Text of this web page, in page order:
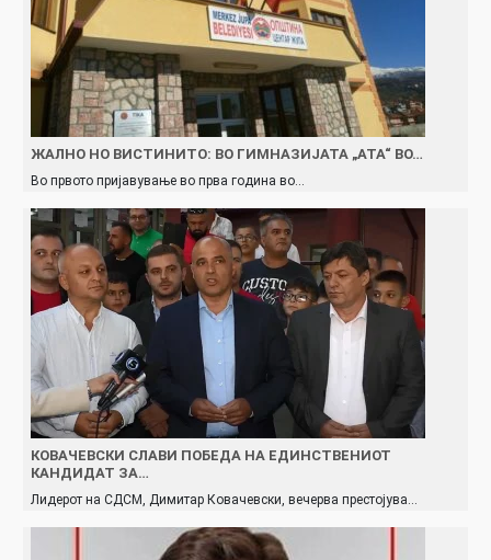
ЖАЛНО НО ВИСТИНИТО: ВО ГИМНАЗИЈАТА „АТА“ ВО…
Во првото пријавување во прва година во…
КОВАЧЕВСКИ СЛАВИ ПОБЕДА НА ЕДИНСТВЕНИОТ
КАНДИДАТ ЗА…
Лидерот на СДСМ, Димитар Ковачевски, вечерва престојува…